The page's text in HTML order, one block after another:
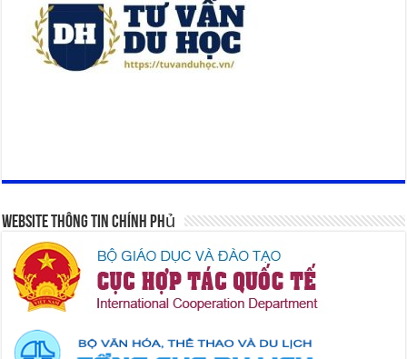
Website Thông Tin Chính Phủ